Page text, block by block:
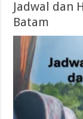
Jadwal dan
Batam